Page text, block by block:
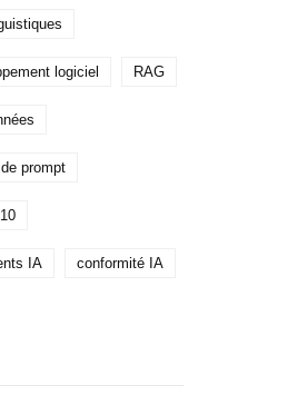
logiciel RAG
prompt
IA conformité IA